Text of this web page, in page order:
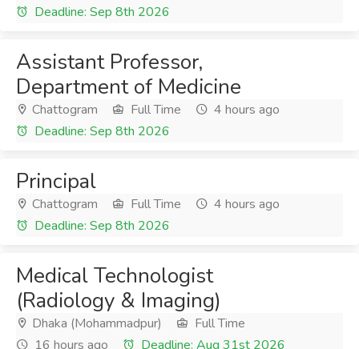
Deadline: Sep 8th 2026
Assistant Professor,
Department of Medicine
Chattogram Full Time
4 hours ago
Deadline: Sep 8th 2026
Principal
Chattogram Full Time
4 hours ago
Deadline: Sep 8th 2026
Medical Technologist
(Radiology & Imaging)
Dhaka (Mohammadpur)
Full Time
16 hours ago
Deadline: Aug 31st 2026